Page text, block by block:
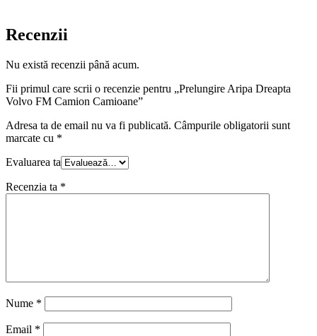
Recenzii
Nu există recenzii până acum.
Fii primul care scrii o recenzie pentru „Prelungire Aripa Dreapta
Volvo FM Camion Camioane”
Adresa ta de email nu va fi publicată. Câmpurile obligatorii sunt
marcate cu *
Evaluarea ta
Recenzia ta *
Nume *
Email *